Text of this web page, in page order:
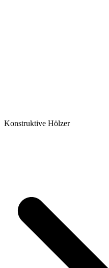
Konstruktive Hölzer